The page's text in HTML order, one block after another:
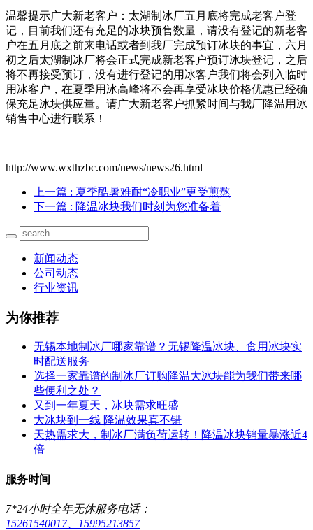
温馨提示广大新老客户：太湖制冰厂五月底将完成老客户登
记，目前我们还有充足的冰块预售数量，请没有登记的新老客
户在五月底之前来电话或者到我厂完成预订冰块的事宜，六月
初之后太湖制冰厂将会正式完成新老客户预订冰块登记，之后
将不再接受预订，没有进行登记的用冰客户我们将会列入临时
用冰客户，在夏季用冰高峰将不会再享受冰块价格优惠已经确
保充足冰块供应量。请广大新老客户抓紧时间与我厂降温用冰
销售中心进行联系！
http://www.wxthzbc.com/news/news26.html
上一篇 : 夏季酷暑难耐“冷职业”更受煎熬
下一篇 : 降温冰块我们时刻为您准备着
新闻动态
公司动态
行业资讯
为你推荐
无锡本地制冰厂哪家靠谱？无锡降温冰块、食用冰块实
时配送服务
选择一家靠谱的制冰厂订购降温大冰块能为我们带来哪
些便利之处？
又到一年夏天，冰块需求旺盛
大冰块到一线 降温效果真不错
天热需求大，制冰厂满负荷运转！降温冰块销量暴涨近4
倍
服务时间
7*24小时全年无休服务电话：
15261540017、15995213857